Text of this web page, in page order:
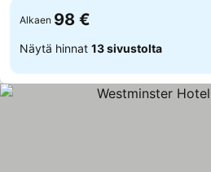
Alkaen 98 €
Näytä hinnat 13 sivustolta